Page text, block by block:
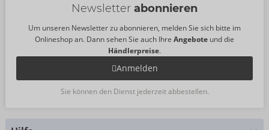
Newsletter abonnieren
Um unseren Newsletter zu abonnieren, melden Sie sich bitte im
Onlineshop an. Dann sehen Sie auch Ihre Angebote und die
Händlerpreise.
Anmelden
Sie können den Dienst jederzeit abbestellen.